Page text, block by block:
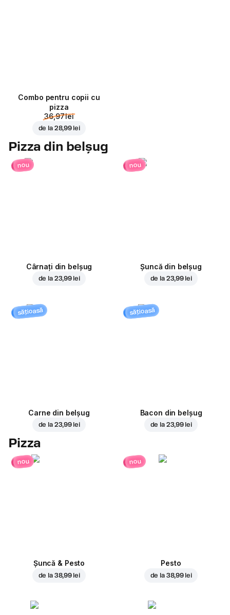
Combo pentru copii cu
pizza
36,97 lei
de la 28,99 lei
Pizza din belșug
nou
Cârnați din belșug
de la 23,99 lei
nou
Șuncă din belșug
de la 23,99 lei
sățioasă
Carne din belșug
de la 23,99 lei
sățioasă
Bacon din belșug
de la 23,99 lei
Pizza
nou
Șuncă & Pesto
de la 38,99 lei
nou
Pesto
de la 38,99 lei